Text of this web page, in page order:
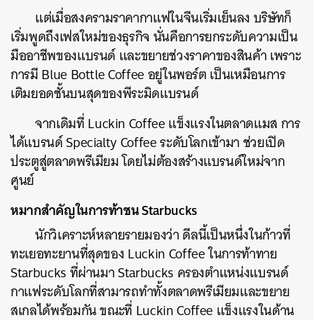
แต่เมื่อสงครามราคากาแฟในจีนเริ่มเย็นลง บริษัทก็
เริ่มพูดถึงเฟสใหม่ของธุรกิจ นั่นคือการยกระดับความเป็น
มืออาชีพของแบรนด์ และขยายช่วงราคาของสินค้า เพราะ
การมี Blue Bottle Coffee อยู่ในพอร์ต เป็นเหมือนการ
เติมยอดชั้นบนสุดของพีระมิดแบรนด์
จากเดิมที่ Luckin Coffee แข็งแรงในตลาดแมส การ
ได้แบรนด์ Specialty Coffee ระดับโลกเข้ามา ช่วยเปิด
ประตูสู่ตลาดพรีเมียม โดยไม่ต้องสร้างแบรนด์ใหม่จาก
ศูนย์
หมากสำคัญในการท้าชน Starbucks
นักวิเคราะห์หลายรายมองว่า ดีลนี้เป็นหนึ่งในก้าวที่
ทะเยอทะยานที่สุดของ Luckin Coffee ในการท้าทาย
Starbucks ที่ผ่านมา Starbucks ครองตำแหน่งแบรนด์
กาแฟระดับโลกที่สามารถทำทั้งตลาดพรีเมียมและขยาย
สเกลได้พร้อมกัน ขณะที่ Luckin Coffee แข็งแรงในด้าน